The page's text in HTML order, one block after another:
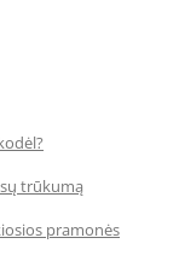
trūkumą
pramonės